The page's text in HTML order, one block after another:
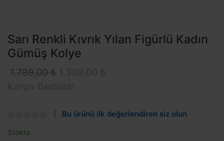
Sarı Renkli Kıvrık Yılan Figürlü Kadın
Gümüş Kolye
1.789,00 ₺
Bu ürünü ilk değerlendiren siz olun
Stokta